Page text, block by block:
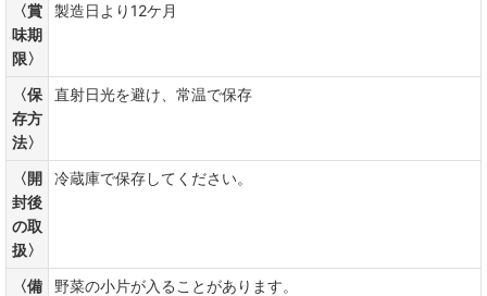
〈賞
味期
限〉
製造日より12ケ月
〈保
存方
法〉
直射日光を避け、常温で保存
〈開
封後
の取
扱〉
冷蔵庫で保存してください。
〈備
野菜の小片が入ることがあります。